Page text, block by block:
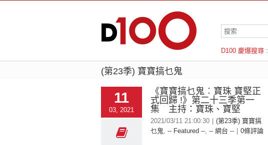
D100 慶爆搜尋 :
羅倫斯
(第23季) 寶寶搞乜鬼
11
03, 2021
《寶寶搞乜鬼︰寶珠 寶堅正
式回歸 !》第二十三季第一
集 主持：寶珠、寶堅
2021/03/11 21:00:30
(第23季) 寶寶搞
乜鬼, -- Featured --, -- 網台 -- 0條評論